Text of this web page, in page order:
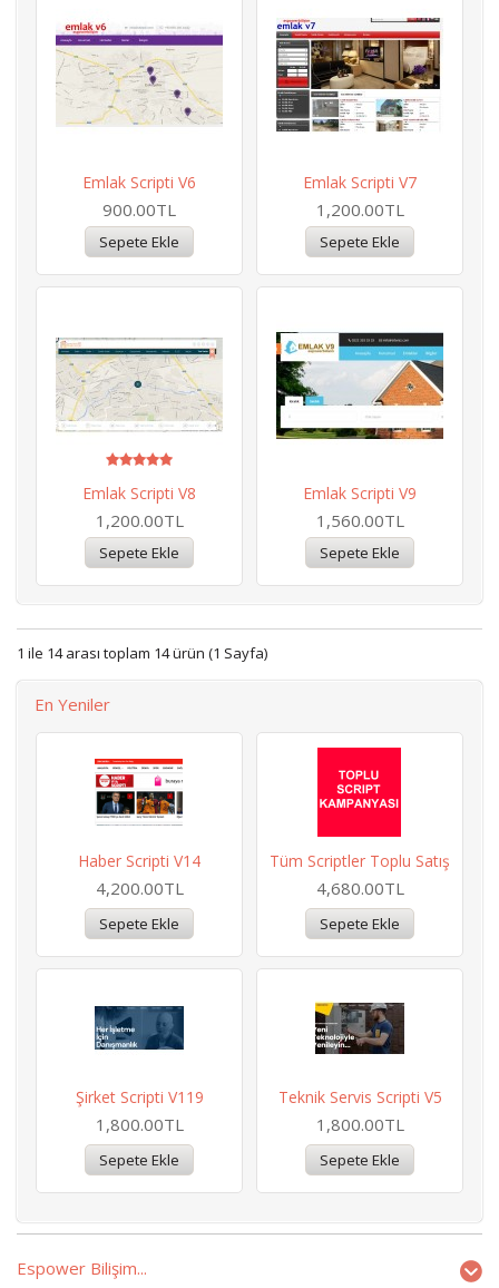
Emlak Scripti V6
900.00TL
Emlak Scripti V7
1,200.00TL
Emlak Scripti V8
1,200.00TL
Emlak Scripti V9
1,560.00TL
1 ile 14 arası toplam 14 ürün (1 Sayfa)
En Yeniler
Haber Scripti V14
4,200.00TL
Tüm Scriptler Toplu Satış
4,680.00TL
Şirket Scripti V119
1,800.00TL
Teknik Servis Scripti V5
1,800.00TL
Espower Bilişim...